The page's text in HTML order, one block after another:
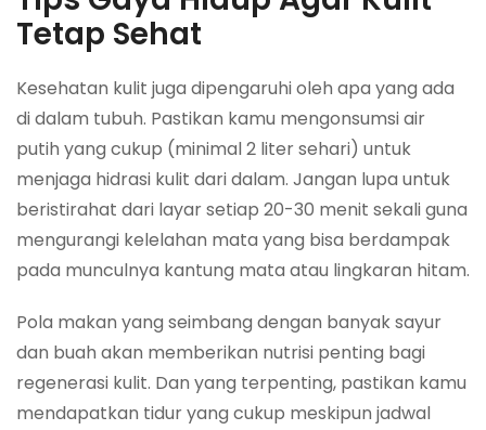
Tetap Sehat
Kesehatan kulit juga dipengaruhi oleh apa yang ada
di dalam tubuh. Pastikan kamu mengonsumsi air
putih yang cukup (minimal 2 liter sehari) untuk
menjaga hidrasi kulit dari dalam. Jangan lupa untuk
beristirahat dari layar setiap 20-30 menit sekali guna
mengurangi kelelahan mata yang bisa berdampak
pada munculnya kantung mata atau lingkaran hitam.
Pola makan yang seimbang dengan banyak sayur
dan buah akan memberikan nutrisi penting bagi
regenerasi kulit. Dan yang terpenting, pastikan kamu
mendapatkan tidur yang cukup meskipun jadwal